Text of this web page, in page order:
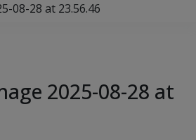
08-28 at 23.56.46
2025-08-28 at